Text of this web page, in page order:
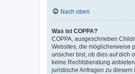
Nach oben
Was ist COPPA?
COPPA, ausgeschrieben
Websites, die möglicherweise
unsicher bist, ob dies auf dich
keine Rechtsberatung
juristische Anfragen zu diesem